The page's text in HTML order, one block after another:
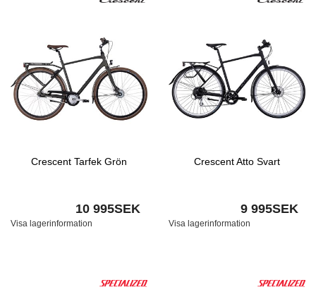
Crescent Tarfek Grön
10 995SEK
Visa lagerinformation
Crescent Atto Svart
9 995SEK
Visa lagerinformation